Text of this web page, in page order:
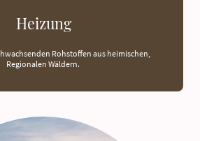
Heizung
Rohstoffen aus heimischen,
Regionalen Wäldern.